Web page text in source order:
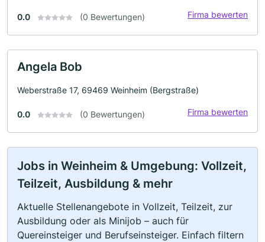
0.0 (0 Bewertungen) Firma bewerten
Angela Bob
Weberstraße 17, 69469 Weinheim (Bergstraße)
0.0 (0 Bewertungen) Firma bewerten
Jobs in Weinheim & Umgebung: Vollzeit,
Teilzeit, Ausbildung & mehr
Aktuelle Stellenangebote in Vollzeit, Teilzeit, zur
Ausbildung oder als Minijob – auch für
Quereinsteiger und Berufseinsteiger. Einfach filtern